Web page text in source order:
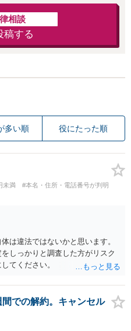
相談
稿する
多い順 役にたった順
未満 #本名・住所・電話番号が判明
は違法ではないかと思います。
しっかりと調査した方がリスク
てください。
での解約。キャンセル